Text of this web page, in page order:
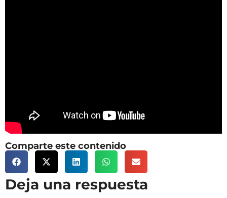
Comparte este contenido
Deja una respuesta